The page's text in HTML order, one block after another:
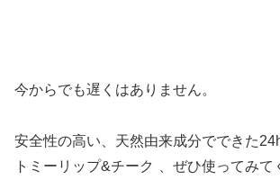
今からでも遅くはありません。
安全性の高い、天然由来成分でできた
トミーリップ&チーク
、ぜひ使ってみて